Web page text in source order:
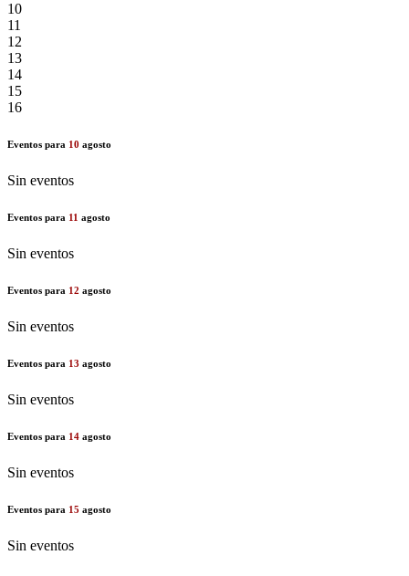
10
11
12
13
14
15
16
Eventos para 10 agosto
Sin eventos
Eventos para 11 agosto
Sin eventos
Eventos para 12 agosto
Sin eventos
Eventos para 13 agosto
Sin eventos
Eventos para 14 agosto
Sin eventos
Eventos para 15 agosto
Sin eventos